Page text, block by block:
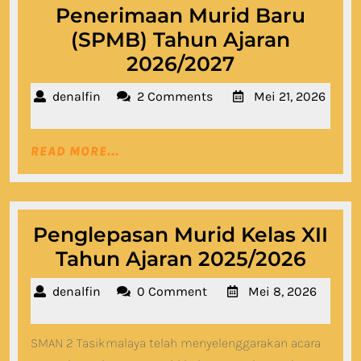
Penerimaan Murid Baru
(SPMB) Tahun Ajaran
2026/2027Informasi
Sistem
Murid
(SPMB)
Tahun
Ajaran
2026/2027
denalfin denalfin2 Comments
Mei 21, 2026
21,
2026
READ MORE...
Penglepasan Murid Kelas XII
Tahun Ajaran 2025/2026
XII
denalfin denalfin0 Comment
Mei 8, 2026
8,
2026
SMAN 2 Tasikmalaya telah menyelenggarakan acara